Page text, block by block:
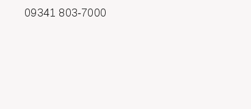
09341 803-7000